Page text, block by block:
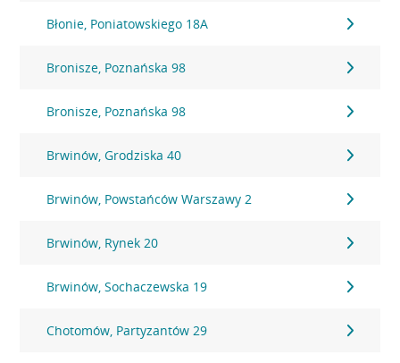
Błonie, Poniatowskiego 18A
Bronisze, Poznańska 98
Bronisze, Poznańska 98
Brwinów, Grodziska 40
Brwinów, Powstańców Warszawy 2
Brwinów, Rynek 20
Brwinów, Sochaczewska 19
Chotomów, Partyzantów 29